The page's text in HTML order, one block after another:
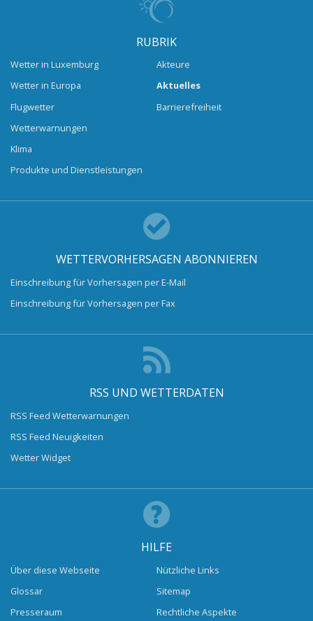
RUBRIK
Wetter in Luxemburg
Wetter in Europa
Flugwetter
Wetterwarnungen
Klima
Produkte und Dienstleistungen
Akteure
Aktuelles
Barrierefreiheit
WETTERVORHERSAGEN ABONNIEREN
Einschreibung für Vorhersagen per E-Mail
Einschreibung für Vorhersagen per Fax
RSS UND WETTERDATEN
RSS Feed Wetterwarnungen
RSS Feed Neuigkeiten
Wetter Widget
HILFE
Über diese Webseite
Glossar
Presseraum
Nützliche Links
Sitemap
Rechtliche Aspekte